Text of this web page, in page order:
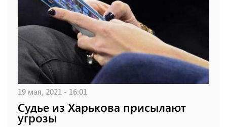
19 мая, 2021 - 16:01
Судье из Харькова присылают
угрозы